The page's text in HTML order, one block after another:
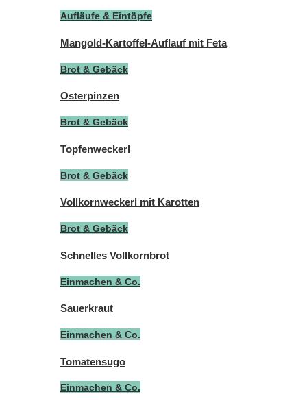
Aufläufe & Eintöpfe
Mangold-Kartoffel-Auflauf mit Feta
Brot & Gebäck
Osterpinzen
Brot & Gebäck
Topfenweckerl
Brot & Gebäck
Vollkornweckerl mit Karotten
Brot & Gebäck
Schnelles Vollkornbrot
Einmachen & Co.
Sauerkraut
Einmachen & Co.
Tomatensugo
Einmachen & Co.